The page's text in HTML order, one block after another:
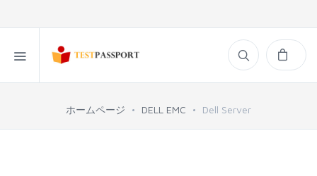
ホームページ DELL EMC Dell Server